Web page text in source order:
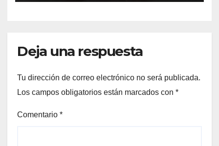
Deja una respuesta
Tu dirección de correo electrónico no será publicada.
Los campos obligatorios están marcados con *
Comentario *